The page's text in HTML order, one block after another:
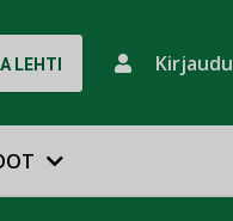
LEHTI Kirjaudu